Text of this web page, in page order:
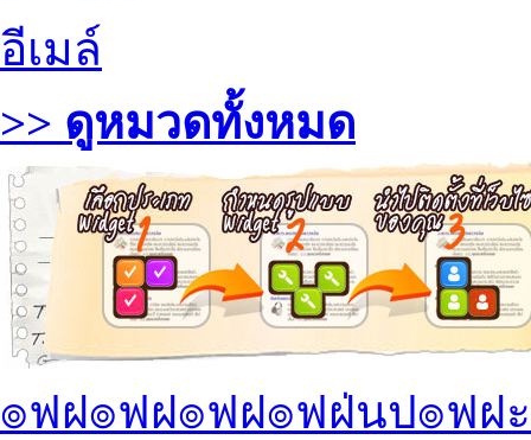
อีเมล์
>> ดูหมวดทั้งหมด
๏ฟฝ๏ฟฝ๏ฟฝ๏ฟฝ่นป๏ฟฝ